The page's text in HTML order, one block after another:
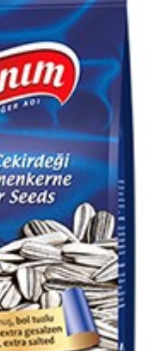
300g تخمه افتابگردان سفید بوداده بی‌ نمک هانیم
برای نمایش قیمت وارد شوید
افزودن به علاقه مندی ها